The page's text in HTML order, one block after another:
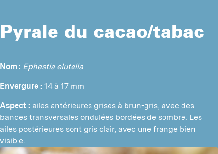
Pyrale du cacao/tabac
Nom : Ephestia elutella
Envergure : 14 à 17 mm
Aspect : ailes antérieures grises à brun-gris, avec des
bandes transversales ondulées bordées de sombre. Les
ailes postérieures sont gris clair, avec une frange bien
visible.